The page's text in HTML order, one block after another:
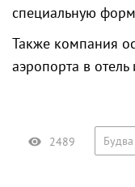
специальную
Также компания
аэропорта в отель
2489 Будва